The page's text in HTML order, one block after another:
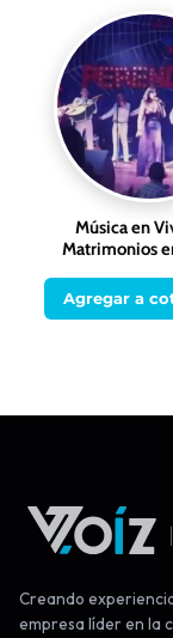
Música en
Matrimonios
Agregar a
Creando
empresa líder en la